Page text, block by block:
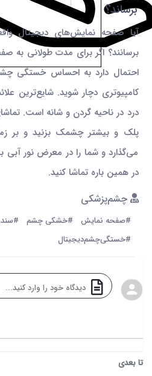
برساند؟
آیا صفحه نمایش‌های دیجیتال
برسانند؟ اگر برای مدت طولانی به
احتمال دارد به احساس خستگی
کامپیوتری دچار شوید. شایع‌ترین
درد در ناحیه گردن و شانه است.
پلک و بیشتر چشمک بزنید و بر
می‌گذارد و شما را در معرض نور آبی
در همین باره تماشا کنید.
چشم‌پزشکی
#صفحه نمایش‌ #خشکی چشم
#خستگی‌چشم‌دیجیتال
تا بعدی